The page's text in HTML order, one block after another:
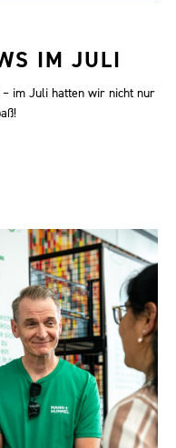
IM JULI
– im Juli hatten wir nicht nur